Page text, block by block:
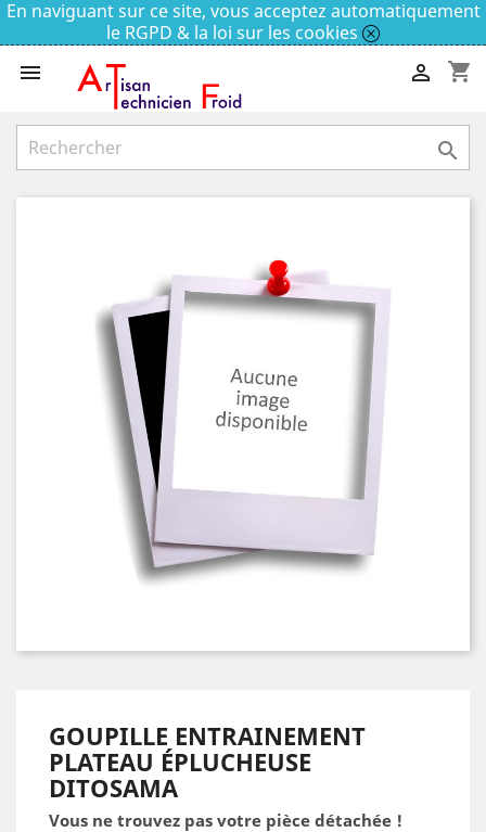
En naviguant sur ce site, vous acceptez automatiquement
le RGPD & la loi sur les cookies
 shopping_cart


GOUPILLE ENTRAINEMENT
PLATEAU ÉPLUCHEUSE
DITOSAMA
Vous ne trouvez pas votre pièce détachée !